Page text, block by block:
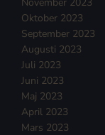
November 2023
Oktober 2023
September 2023
Augusti 2023
Juli 2023
Juni 2023
Maj 2023
April 2023
Mars 2023